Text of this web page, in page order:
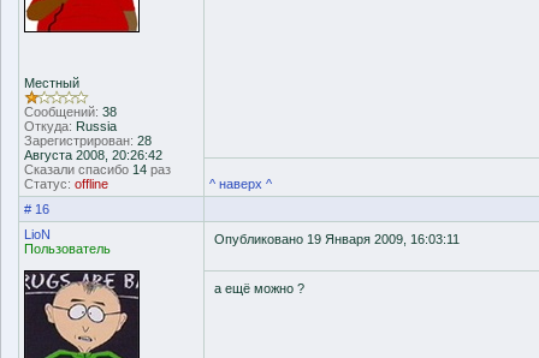
Местный
Сообщений: 38
Откуда: Russia
Зарегистрирован: 28
Августа 2008, 20:26:42
Сказали спасибо 14 раз
Статус: offline
^ наверх ^
# 16
LioN
Пользователь
Опубликовано 19 Января 2009, 16:03:11
а ещё можно ?